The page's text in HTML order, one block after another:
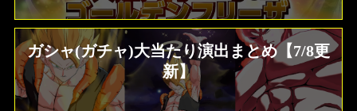
ガシャ(ガチャ)大当たり演出まとめ【7/8更
新】